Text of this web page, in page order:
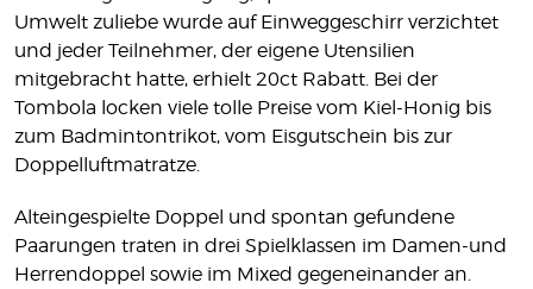
Umwelt zuliebe wurde auf Einweggeschirr verzichtet
und jeder Teilnehmer, der eigene Utensilien
mitgebracht hatte, erhielt 20ct Rabatt. Bei der
Tombola locken viele tolle Preise vom Kiel-Honig bis
zum Badmintontrikot, vom Eisgutschein bis zur
Doppelluftmatratze.
Alteingespielte Doppel und spontan gefundene
Paarungen traten in drei Spielklassen im Damen-und
Herrendoppel sowie im Mixed gegeneinander an.